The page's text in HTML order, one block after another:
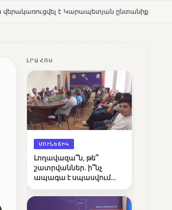
ընտանիքի մեկենասությամբ NEWS
ԼՐԱՀՈՍ
ՄՈՒՆԵՏԻԿ
Լողավազա՞ն, թե՞
շատրվաններ. ի՞նչ
ապագա է սպասվում
լճին